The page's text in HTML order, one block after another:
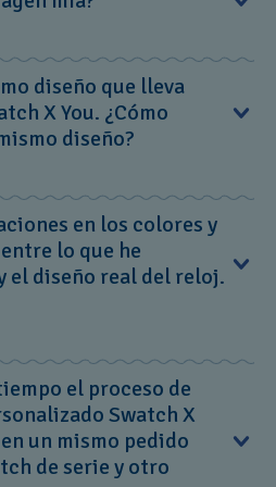
diseño que lleva
X You. ¿Cómo
diseño?
se actualizan periódicamente.
de tu diseño no
otro reloj. Los diseños
pueden reproducirse en los
en los colores y
lo que he
el diseño real del reloj.
darse el caso de que existan
o el diseño entre el
que has recibido.
variaciones son un
el proceso de
Swatch X
un mismo pedido
de serie y otro